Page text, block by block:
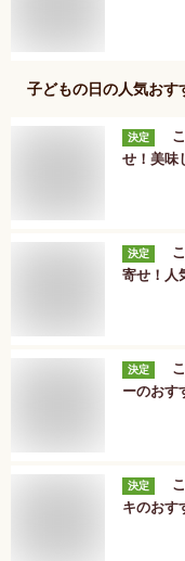
子どもの日の人気おす
決定
せ！美味
決定
寄せ！人
決定
ーのおす
決定
キのおす